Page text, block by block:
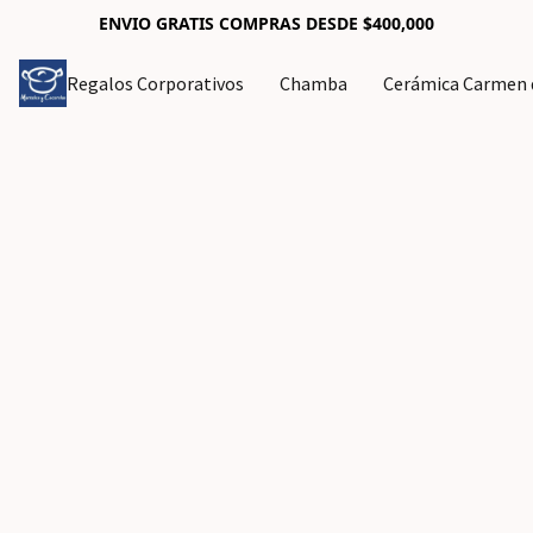
ENVIO GRATIS COMPRAS DESDE $400,000
Regalos Corporativos Chamba Cerámica Carmen